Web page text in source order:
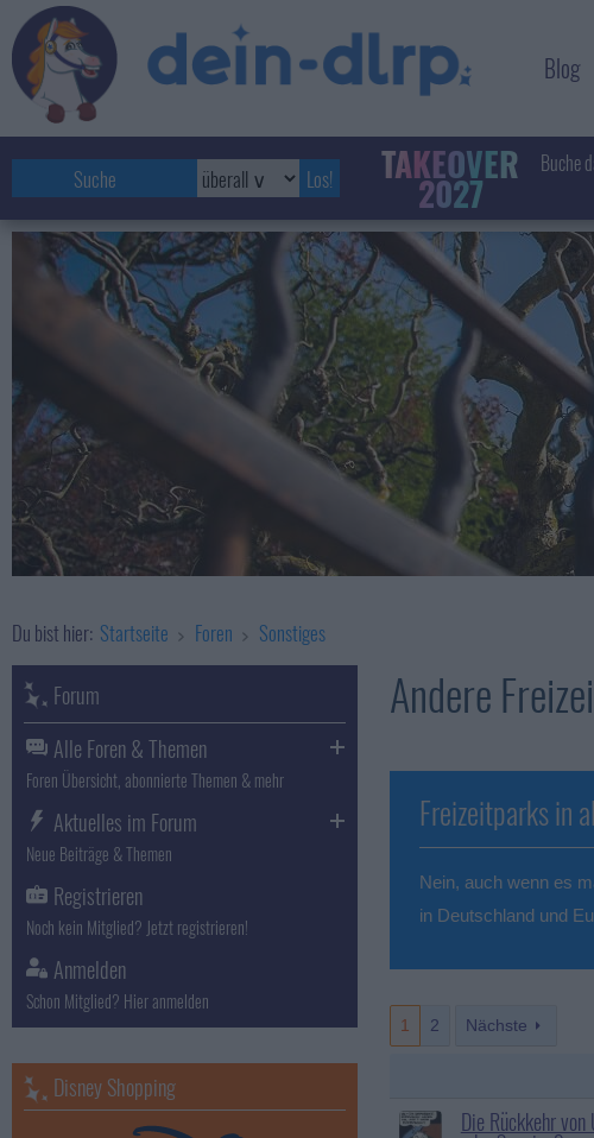
Blog
TAKEOVER
2027
Buche
Du bist hier: Startseite Foren Sonstiges
Andere
Freizeitparks in
Nein, auch wenn es
in Deutschland und
1 2 Nächste
Die Rückkehr
Forum
Alle Foren & Themen
Foren Übersicht, abonnierte Themen & mehr
Aktuelles im Forum
Neue Beiträge & Themen
Registrieren
Noch kein Mitglied? Jetzt registrieren!
Anmelden
Schon Mitglied? Hier anmelden
Disney Shopping